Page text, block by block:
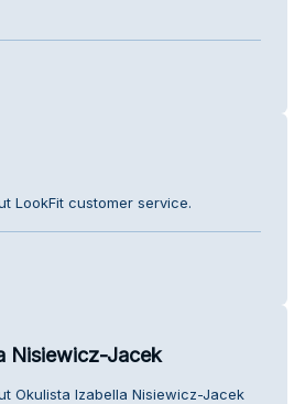
LookFit customer service.
Nisiewicz-Jacek
Okulista Izabella Nisiewicz-Jacek